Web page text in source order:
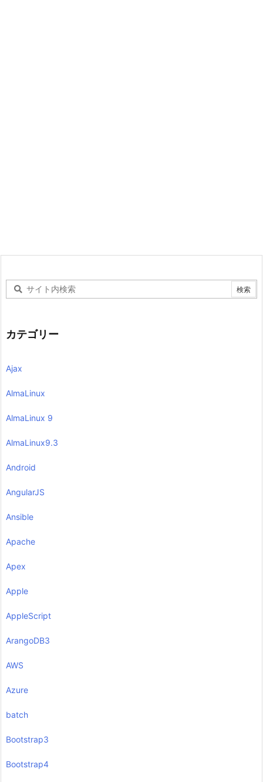
カテゴリー
Ajax
AlmaLinux
AlmaLinux 9
AlmaLinux9.3
Android
AngularJS
Ansible
Apache
Apex
Apple
AppleScript
ArangoDB3
AWS
Azure
batch
Bootstrap3
Bootstrap4